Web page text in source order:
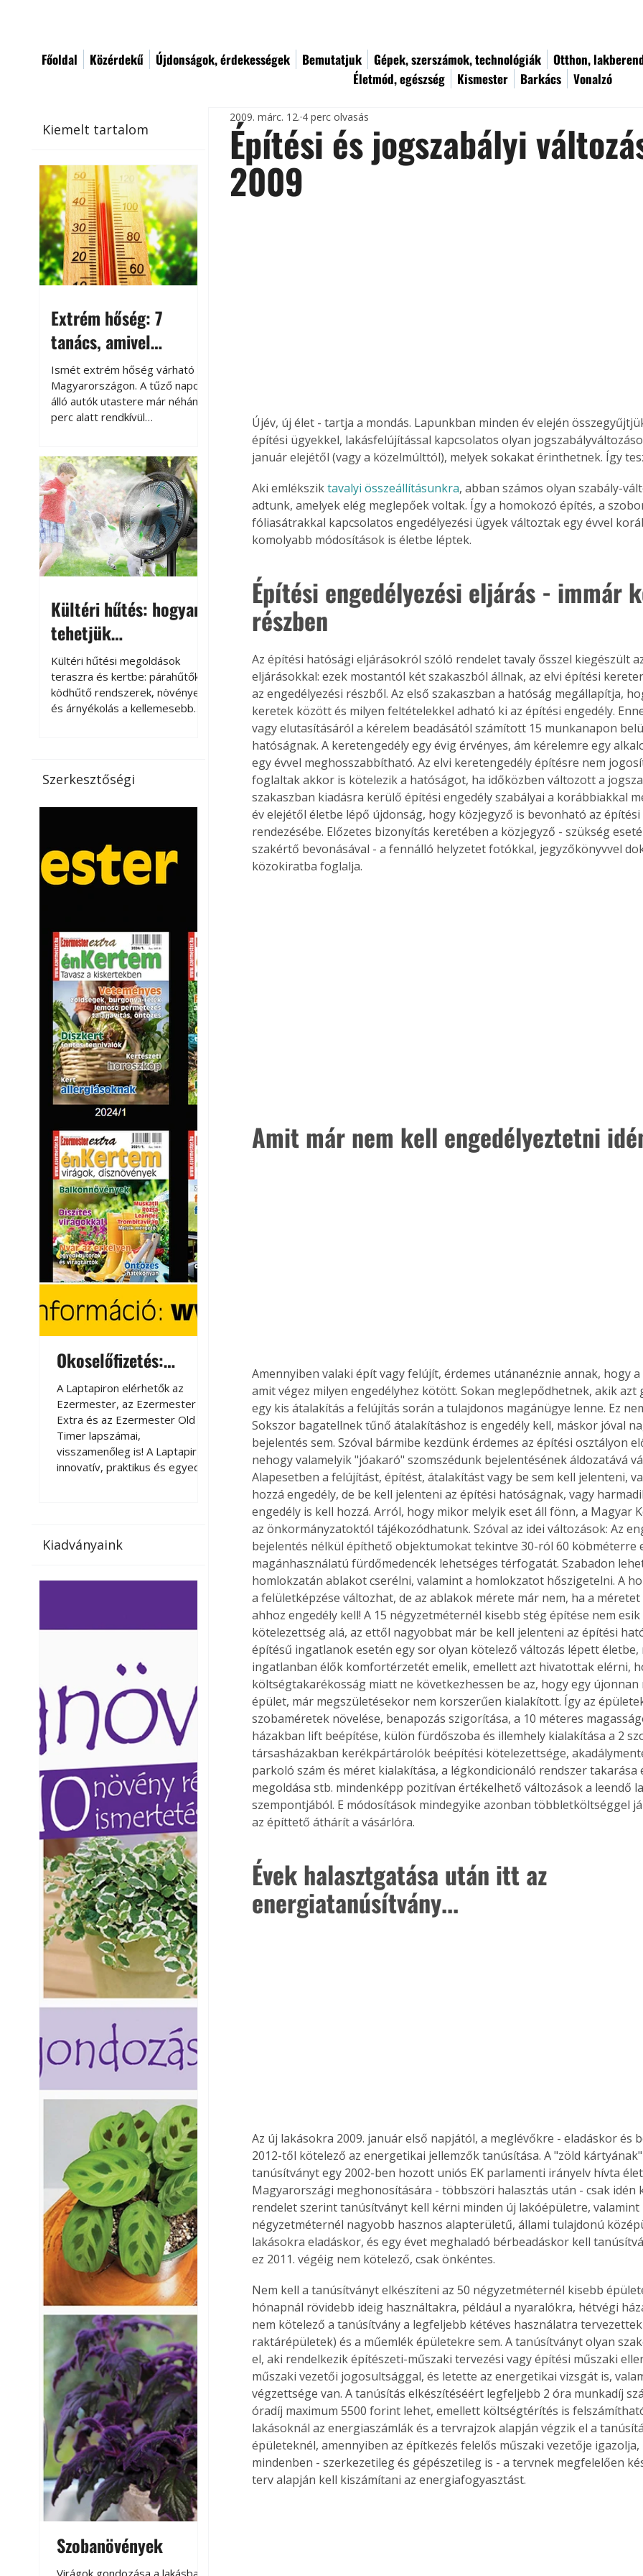
Főoldal Közérdekű Újdonságok, érdekességek Bemutatjuk Gépek, szerszámok, technológiák
Otthon,
Életmód, egészség
Kismester Barkács Vonalzó
Kiemelt tartalom
Extrém hőség: 7
tanács, amivel
megóvhatjuk
autónkat a nyári
károktól
Ismét extrém hőség várható
Magyarországon. A tűző napon
álló autók utastere már néhány
perc alatt rendkívül
megközelítheti. Ez nemcsak a
beszállást teszi kellemetlenné,
hanem az autó állapotára és a
benne hagyott tárgyakra is
káros hatással lehet. Néhány
egyszerű óvintézkedéssel
azonban jelentősen
csökkenthetjük a hőség káros
Kültéri hűtés: hogyan
tehetjük
kellemesebbé a
teraszt és a kertet?
Kültéri hűtési megoldások
teraszra és kertbe: párahűtők,
ködhűtő rendszerek, növények
és árnyékolás a kellemesebb
jelentőséget kapott, ahogy a
nyári hőhullámok gyakoribbá és
a megoldást a meleg ellen, ma
már egyre többen keresnek
olyan kültéri hűtési
vendégl
Szerkesztőségi
Okoselőfizetés:
Ezermester Extra
A Laptapiron elérhetők az
Ezermester, az Ezermester
Extra és az Ezermester Old
Timer lapszámai,
visszamenőleg is! A Laptapir új,
innovatív, praktikus és egyedi
az otthonában, útközben vagy
elérhetők lapszámaink. Bárhol,
A Laptapiron elérhetők az
Ezermester, az Ezermester
Extra és az Ezermester Old
Timer lapszámai,
visszamenőleg is! A Laptapir új,
innovatív, praktikus és egyedi
megoldás a nyomtatott
magazinok digitális olvasására
számítógépen, okostelefonon
vagy táblagépen. Kényelmesen
az otthonában, útközben vagy
nyaralás, pihenés alatt is
elérhetők lapszámaink. Bárhol,
bármikor, akár külföldön élve
vagy dolgozva is olvashatók az
Ezermester lapszámai. A
Laptapir kényelmes megoldás,
mert: – t
Bővebb információ itt!
Együtt jobban megéri! A
könyvek tetszőleges
párosítással kedvezményes
áron, 0 Ft postaköltséggel
megrendelhetők!
Kiadványaink
Szobanövények
Építési és jogszabályi
2009
2009. márc. 12. 4 perc olvasás
Újév, új élet - tartja a mondás. Lapunkban minden év elején
építési ügyekkel, lakásfelújítással kapcsolatos olyan
január elejétől (vagy a közelmúlttól), melyek sokakat érinthetnek. Így
Aki emlékszik tavalyi összeállításunkra, abban számos olyan szabály-
adtunk, amelyek elég meglepőek voltak. Így a homokozó építés, a
fóliasátrakkal kapcsolatos engedélyezési ügyek változtak egy évvel
komolyabb módosítások is életbe léptek.
Építési engedélyezési eljárás - immár
részben
Az építési hatósági eljárásokról szóló rendelet tavaly ősszel kiegészült
eljárásokkal: ezek mostantól két szakaszból állnak, az elvi építési
az engedélyezési részből. Az első szakaszban a hatóság megállapítja,
keretek között és milyen feltételekkel adható ki az építési engedély.
vagy elutasításáról a kérelem beadásától számított 15 munkanapon
hatóságnak. A keretengedély egy évig érvényes, ám kérelemre egy
egy évvel meghosszabbítható. Az elvi keretengedély építésre nem
foglaltak akkor is kötelezik a hatóságot, ha időközben változott a
szakaszban kiadásra kerülő építési engedély szabályai a korábbiakkal
év elejétől életbe lépő újdonság, hogy közjegyző is bevonható az
rendezésébe. Előzetes bizonyítás keretében a közjegyző - szükség
szakértő bevonásával - a fennálló helyzetet fotókkal, jegyzőkönyvvel
közokiratba foglalja.
Amit már nem kell engedélyeztetni
Amennyiben valaki épít vagy felújít, érdemes utánanéznie annak, hogy
amit végez milyen engedélyhez kötött. Sokan meglepődhetnek, akik
egy kis átalakítás a felújítás során a tulajdonos magánügye lenne. Ez
Sokszor bagatellnek tűnő átalakításhoz is engedély kell, máskor jóval
bejelentés sem. Szóval bármibe kezdünk érdemes az építési osztályon
nehogy valamelyik "jóakaró" szomszédunk bejelentésének áldozatává
Alapesetben a felújítást, építést, átalakítást vagy be sem kell jelenteni,
hozzá engedély, de be kell jelenteni az építési hatóságnak, vagy
engedély is kell hozzá. Arról, hogy mikor melyik eset áll fönn, a Magyar
az önkormányzatoktól tájékozódhatunk. Szóval az idei változások: Az
bejelentés nélkül építhető objektumokat tekintve 30-ról 60 köbméterre
magánhasználatú fürdőmedencék lehetséges térfogatát. Szabadon
homlokzatán ablakot cserélni, valamint a homlokzatot hőszigetelni. A
a felületképzése változhat, de az ablakok mérete már nem, ha a
ahhoz engedély kell! A 15 négyzetméternél kisebb stég építése nem
kötelezettség alá, az ettől nagyobbat már be kell jelenteni az építési
építésű ingatlanok esetén egy sor olyan kötelező változás lépett életbe,
ingatlanban élők komfortérzetét emelik, emellett azt hivatottak elérni,
költségtakarékosság miatt ne következhessen be az, hogy egy
épület, már megszületésekor nem korszerűen kialakított. Így az
szobaméretek növelése, benapozás szigorítása, a 10 méteres
házakban lift beépítése, külön fürdőszoba és illemhely kialakítása a 2
társasházakban kerékpártárolók beépítési kötelezettsége,
parkoló szám és méret kialakítása, a légkondicionáló rendszer
megoldása stb. mindenképp pozitívan értékelhető változások a leendő
szempontjából. E módosítások mindegyike azonban többletköltséggel
az építtető áthárít a vásárlóra.
Évek halasztgatása után itt az
energiatanúsítvány...
Az új lakásokra 2009. január első napjától, a meglévőkre - eladáskor és
2012-től kötelező az energetikai jellemzők tanúsítása. A "zöld
tanúsítványt egy 2002-ben hozott uniós EK parlamenti irányelv hívta
Magyarországi meghonosítására - többszöri halasztás után - csak idén
rendelet szerint tanúsítványt kell kérni minden új lakóépületre,
négyzetméternél nagyobb hasznos alapterületű, állami tulajdonú
lakásokra eladáskor, és egy évet meghaladó bérbeadáskor kell
ez 2011. végéig nem kötelező, csak önkéntes.
Nem kell a tanúsítványt elkészíteni az 50 négyzetméternél kisebb
hónapnál rövidebb ideig használtakra, például a nyaralókra, hétvégi
nem kötelező a tanúsítvány a legfeljebb kétéves használatra
raktárépületek) és a műemlék épületekre sem. A tanúsítványt olyan
el, aki rendelkezik építészeti-műszaki tervezési vagy építési műszaki
műszaki vezetői jogosultsággal, és letette az energetikai vizsgát is,
végzettsége van. A tanúsítás elkészítéséért legfeljebb 2 óra munkadíj
óradíj maximum 5500 forint lehet, emellett költségtérítés is
lakásoknál az energiaszámlák és a tervrajzok alapján végzik el a
épületeknél, amennyiben az építkezés felelős műszaki vezetője
mindenben - szerkezetileg és gépészetileg is - a tervnek megfelelően
terv alapján kell kiszámítani az energiafogyasztást.